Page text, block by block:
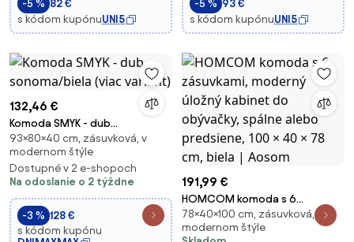
-5 % 82 €
s kódom kupónuUNI5
-5 % 93 €
s kódom kupónuUNI5
132,46 €
Komoda SMYK - dub
sonoma/biela (viac variant)
93×80×40 cm, zásuvková, v
modernom štýle
Dostupné v 2 e-shopoch
Na odoslanie o 2 týždne
-3 % 128 €
s kódom kupónu
191,99 €
HOMCOM komoda s 6
zásuvkami, moderný úložný
kabinet do obývačky, spálne
78×40×100 cm, zásuvková, v
modernom štýle